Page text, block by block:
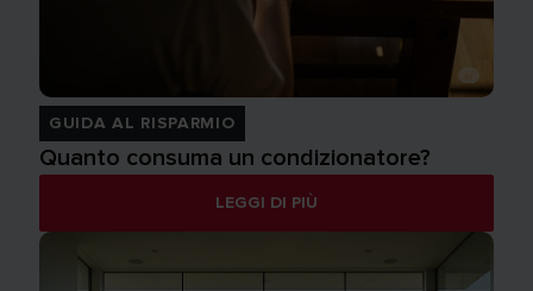
GUIDA AL RISPARMIO
Quanto consuma un condizionatore?
LEGGI DI PIÙ